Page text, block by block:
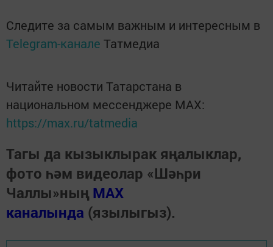
Следите за самым важным и интересным в
Telegram-канале Татмедиа
Читайте новости Татарстана в
национальном мессенджере MАХ:
https://max.ru/tatmedia
Тагы да кызыклырак яңалыклар,
фото һәм видеолар «Шәһри
Чаллы»ның MAX
каналында (язылыгыз).